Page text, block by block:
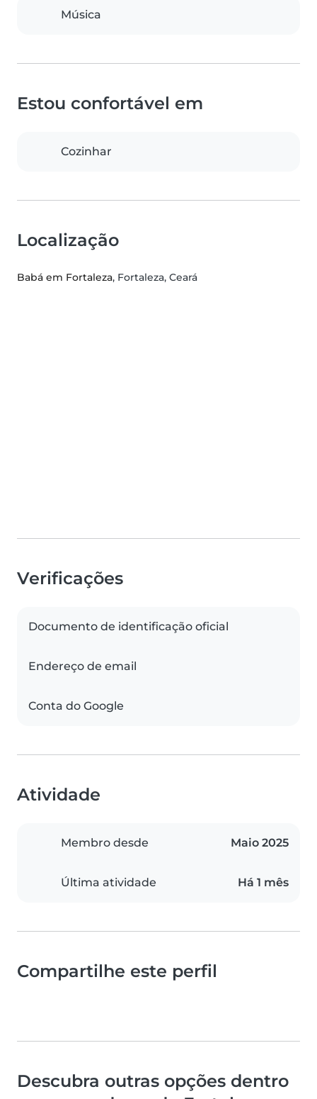
Música
Estou confortável em
Cozinhar
Localização
Babá em Fortaleza, Fortaleza, Ceará
Verificações
Documento de identificação oficial
Endereço de email
Conta do Google
Atividade
Membro desde Maio 2025
Última atividade Há 1 mês
Compartilhe este perfil
Descubra outras opções dentro